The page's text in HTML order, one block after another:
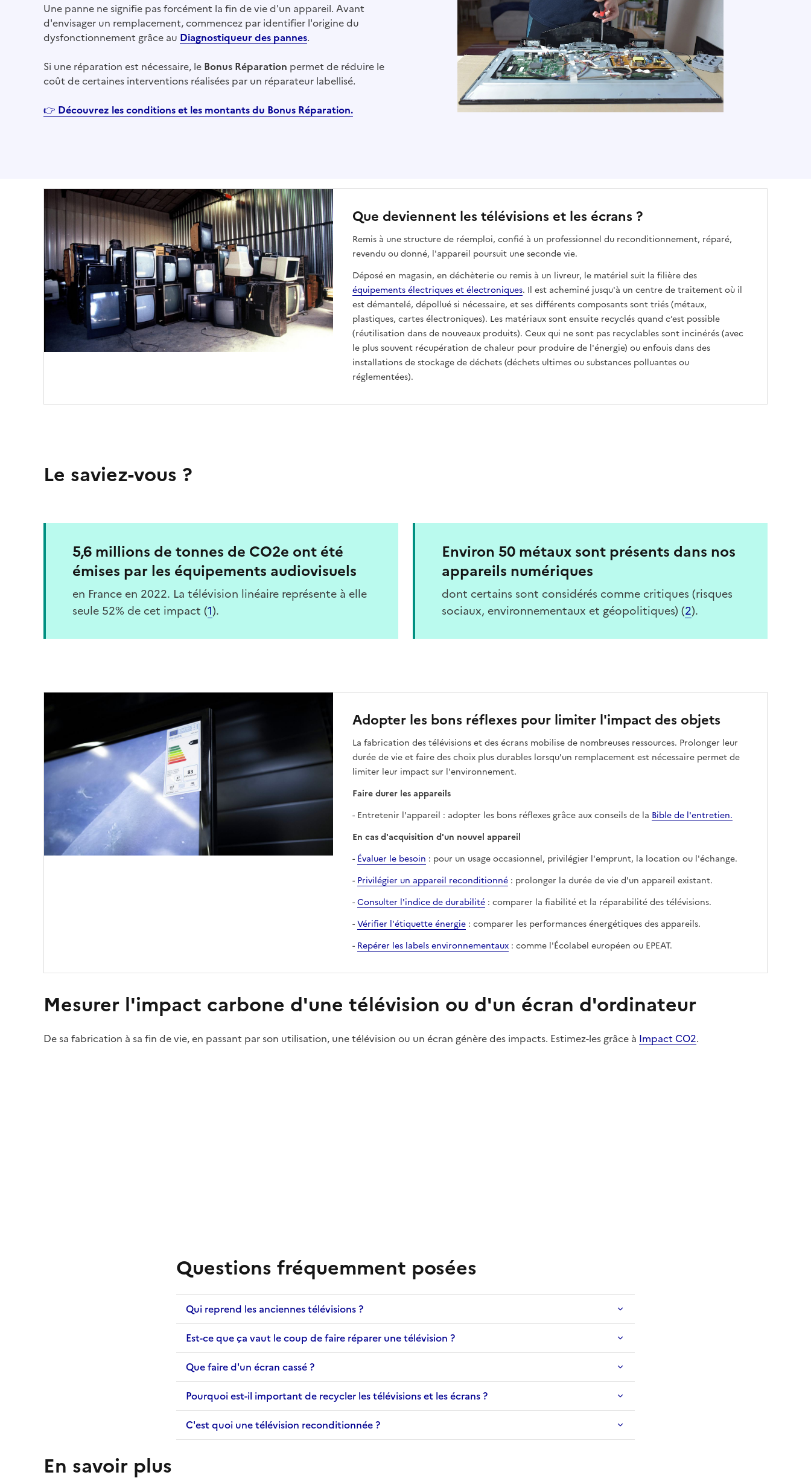
Une panne ne signifie pas forcément la fin de vie d'un appareil. Avant
d'envisager un remplacement, commencez par identifier l'origine du
dysfonctionnement grâce au Diagnostiqueur des pannes.
Si une réparation est nécessaire, le Bonus Réparation permet de réduire le
coût de certaines interventions réalisées par un réparateur labellisé.
👉 Découvrez les conditions et les montants du Bonus Réparation.
Que deviennent les télévisions et les écrans ?
Remis à une structure de réemploi, confié à un professionnel du reconditionnement, réparé,
revendu ou donné, l'appareil poursuit une seconde vie.
Déposé en magasin, en déchèterie ou remis à un livreur, le matériel suit la filière des
équipements électriques et électroniques. Il est acheminé jusqu'à un centre de traitement où il
est démantelé, dépollué si nécessaire, et ses différents composants sont triés (métaux,
plastiques, cartes électroniques). Les matériaux sont ensuite recyclés quand c’est possible
(réutilisation dans de nouveaux produits). Ceux qui ne sont pas recyclables sont incinérés (avec
le plus souvent récupération de chaleur pour produire de l'énergie) ou enfouis dans des
installations de stockage de déchets (déchets ultimes ou substances polluantes ou
réglementées).
Le saviez-vous ?
5,6 millions de tonnes de CO2e ont été
émises par les équipements audiovisuels
en France en 2022. La télévision linéaire représente à elle
seule 52% de cet impact (1).
Environ 50 métaux sont présents dans nos
appareils numériques
dont certains sont considérés comme critiques (risques
sociaux, environnementaux et géopolitiques) (2).
Adopter les bons réflexes pour limiter l'impact des objets
La fabrication des télévisions et des écrans mobilise de nombreuses ressources. Prolonger leur
durée de vie et faire des choix plus durables lorsqu'un remplacement est nécessaire permet de
limiter leur impact sur l'environnement.
Faire durer les appareils
- Entretenir l'appareil : adopter les bons réflexes grâce aux conseils de la Bible de l'entretien.
En cas d'acquisition d'un nouvel appareil
- Évaluer le besoin : pour un usage occasionnel, privilégier l'emprunt, la location ou l'échange.
- Privilégier un appareil reconditionné : prolonger la durée de vie d'un appareil existant.
-Consulter l'indice de durabilité : comparer la fiabilité et la réparabilité des télévisions.
-Vérifier l'étiquette énergie : comparer les performances énergétiques des appareils.
- Repérer les labels environnementaux : comme l'Écolabel européen ou EPEAT.
Mesurer l'impact carbone d'une télévision ou d'un écran d'ordinateur
De sa fabrication à sa fin de vie, en passant par son utilisation, une télévision ou un écran génère des impacts. Estimez-les grâce à Impact CO2.
Questions fréquemment posées
Qui reprend les anciennes télévisions ?
Est-ce que ça vaut le coup de faire réparer une télévision ?
Que faire d'un écran cassé ?
Pourquoi est-il important de recycler les télévisions et les écrans ?
C'est quoi une télévision reconditionnée ?
En savoir plus